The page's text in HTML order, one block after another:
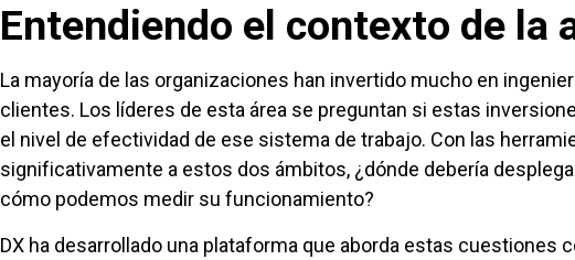
Entendiendo el contexto de la
La mayoría de las organizaciones han invertido mucho en
clientes. Los líderes de esta área se preguntan si estas
el nivel de efectividad de ese sistema de trabajo. Con las
significativamente a estos dos ámbitos, ¿dónde debería
cómo podemos medir su funcionamiento?
DX ha desarrollado una plataforma que aborda estas cuestiones